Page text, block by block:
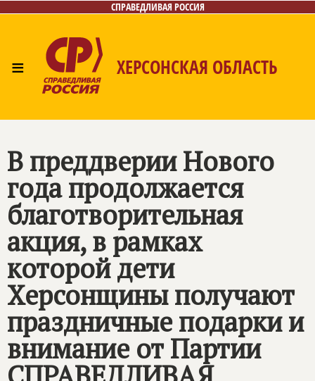
СПРАВЕДЛИВАЯ РОССИЯ
≡ ХЕРСОНСКАЯ ОБЛАСТЬ
В преддверии Нового
года продолжается
благотворительная
акция, в рамках
которой дети
Херсонщины получают
праздничные подарки и
внимание от Партии